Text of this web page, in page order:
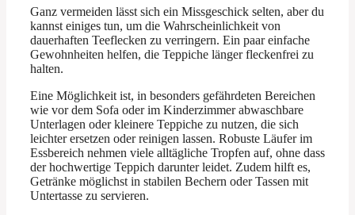
Ganz vermeiden lässt sich ein Missgeschick selten, aber du
kannst einiges tun, um die Wahrscheinlichkeit von
dauerhaften Teeflecken zu verringern. Ein paar einfache
Gewohnheiten helfen, die Teppiche länger fleckenfrei zu
halten.
Eine Möglichkeit ist, in besonders gefährdeten Bereichen
wie vor dem Sofa oder im Kinderzimmer abwaschbare
Unterlagen oder kleinere Teppiche zu nutzen, die sich
leichter ersetzen oder reinigen lassen. Robuste Läufer im
Essbereich nehmen viele alltägliche Tropfen auf, ohne dass
der hochwertige Teppich darunter leidet. Zudem hilft es,
Getränke möglichst in stabilen Bechern oder Tassen mit
Untertasse zu servieren.